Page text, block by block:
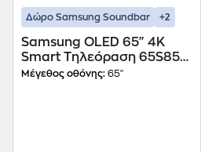
Δώρο Samsung Soundbar +2
Samsung OLED 65" 4K
Smart Τηλεόραση 65S85H
AI TV
Μέγεθος οθόνης: 65"